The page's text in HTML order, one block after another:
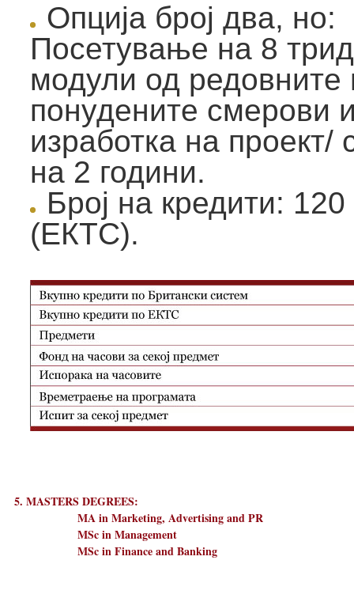
Опција број два, но:
Посетување на 8
модули од
понудените смерови
изработка на проект/
на 2 години.
Број на кредити:
(ЕКТС).
5. MASTERS DEGREES:
MA in Marketing, Advertising and PR
MSc in Management
MSc in Finance and Banking